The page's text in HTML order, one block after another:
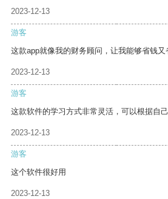
2023-12-13
游客
这款app就像我的财务顾问，让我能够省钱又
2023-12-13
游客
这款软件的学习方式非常灵活，可以根据自
2023-12-13
游客
这个软件很好用
2023-12-13